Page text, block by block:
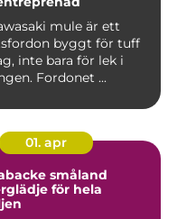
mule är ett
byggt för tuff
inte bara för lek i
Fordonet ...
01. apr
småland
för hela